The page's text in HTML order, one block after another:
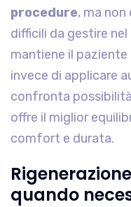
procedure, ma
difficili da gestire
mantiene il
invece di applicare
confronta
offre il miglior
comfort e durata.
quando